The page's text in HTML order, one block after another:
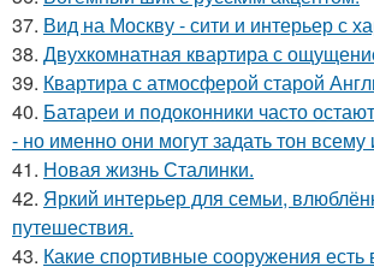
37. Вид на Москву - сити и интерьер с
38. Двухкомнатная квартира с
39. Квартира с атмосферой старой
40. Батареи и подоконники часто
- но именно они могут задать тон всему
41. Новая жизнь Сталинки.
42. Яркий интерьер для семьи,
путешествия.
43. Какие спортивные сооружения есть